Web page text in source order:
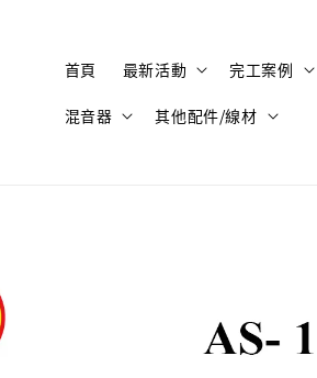
首頁 最新活動 完工案例
混音器 其他配件/線材